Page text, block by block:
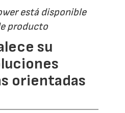
está disponible
producto
su
orientadas